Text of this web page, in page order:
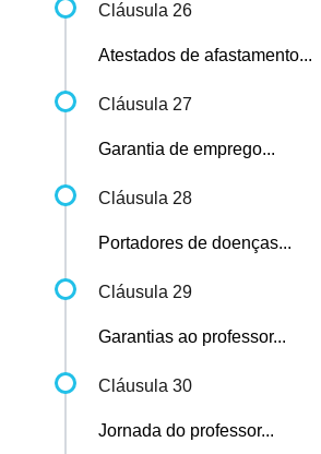
Cláusula 26
Atestados de afastamento...
Cláusula 27
Garantia de emprego...
Cláusula 28
Portadores de doenças...
Cláusula 29
Garantias ao professor...
Cláusula 30
Jornada do professor...